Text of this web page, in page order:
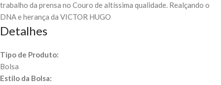
trabalho da prensa no Couro de altíssima qualidade. Realçando o
DNA e herança da VICTOR HUGO
Detalhes
Tipo de Produto:
Bolsa
Estilo da Bolsa: